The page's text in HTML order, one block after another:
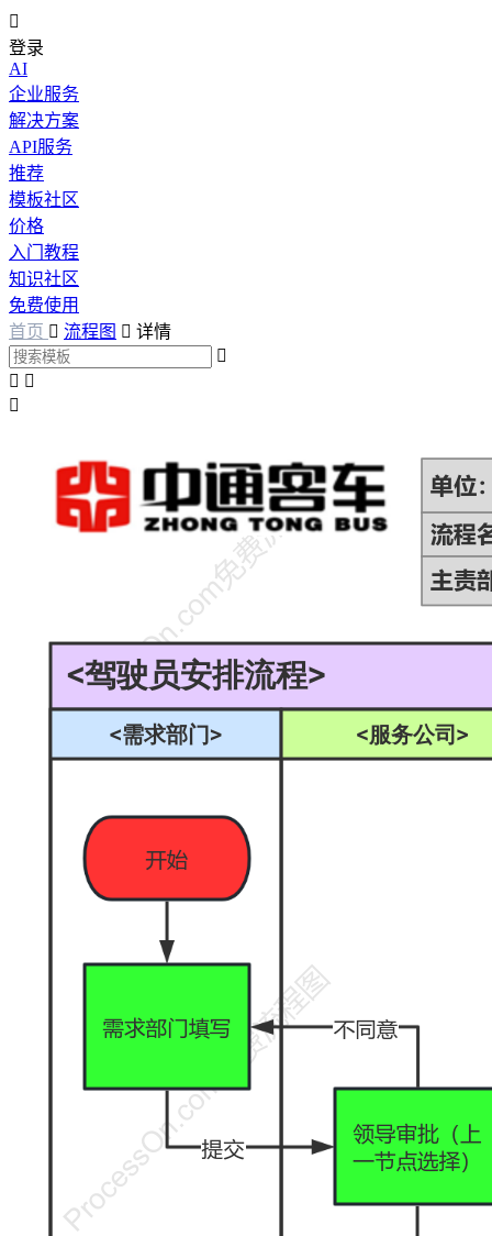

登录
AI
企业服务
解决方案
API服务
推荐
模板社区
价格
入门教程
知识社区
免费使用
首页  流程图  详情

 
